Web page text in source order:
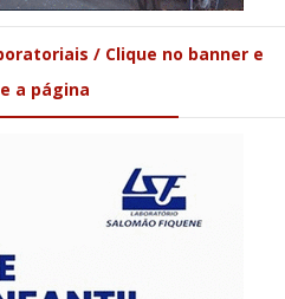
/ Clique no banner e
a página